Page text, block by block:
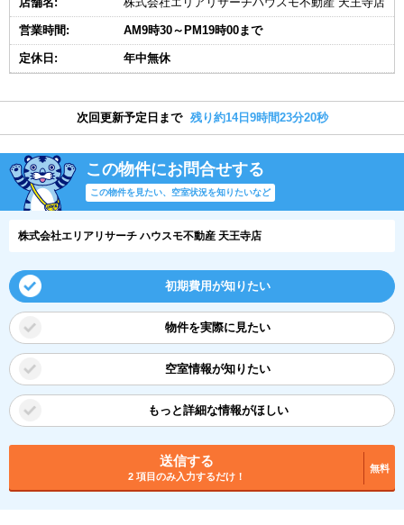
営業時間: AM9時30～PM19時00まで
定休日: 年中無休
次回更新予定日まで 残り約14日9時間23分20秒
この物件にお問合せする
この物件を見たい、空室状況を知りたいなど
株式会社エリアリサーチ ハウスモ不動産 天王寺店
初期費用が知りたい
物件を実際に見たい
空室情報が知りたい
もっと詳細な情報がほしい
送信する
2 項目のみ入力するだけ！
無料